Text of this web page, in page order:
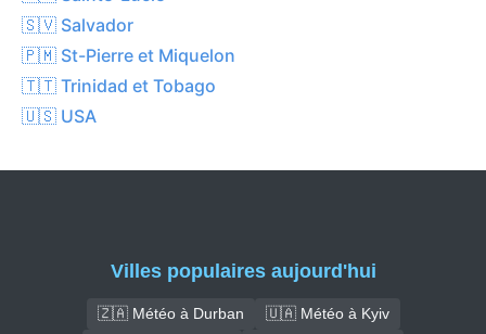
🇸🇻 Salvador
🇵🇲 St-Pierre et Miquelon
🇹🇹 Trinidad et Tobago
🇺🇸 USA
Villes populaires aujourd'hui
🇿🇦 Météo à Durban
🇺🇦 Météo à Kyiv